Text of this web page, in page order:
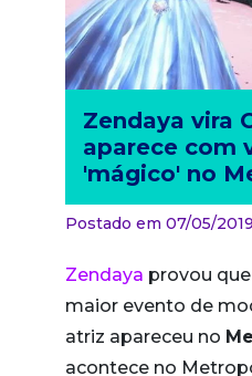
Zendaya vira
aparece com
'mágico' no
Postado em 07/05/
Zendaya provou
maior evento de
atriz apareceu no
acontece no